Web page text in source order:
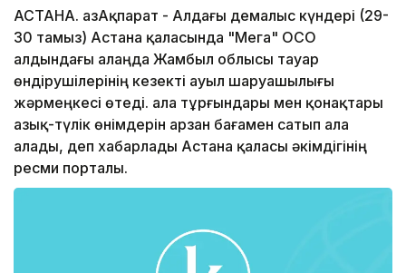
АСТАНА. ҚазАқпарат - Алдағы демалыс күндері (29-
30 тамыз) Астана қаласында "Мега" ОСО
алдындағы алаңда Жамбыл облысы тауар
өндірушілерінің кезекті ауыл шаруашылығы
жәрмеңкесі өтеді. Қала тұрғындары мен қонақтары
азық-түлік өнімдерін арзан бағамен сатып ала
алады, деп хабарлады Астана қаласы әкімдігінің
ресми порталы.